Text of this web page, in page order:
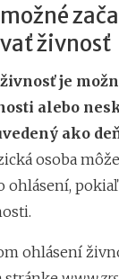
živnosť
je
alebo
ako
osoba
ohlásení,
ohlásení